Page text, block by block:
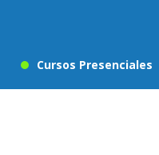
Cursos Presenciales